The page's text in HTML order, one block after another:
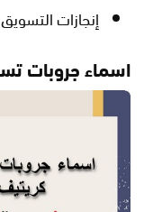
إنجازات التسويق
اسماء جروبات